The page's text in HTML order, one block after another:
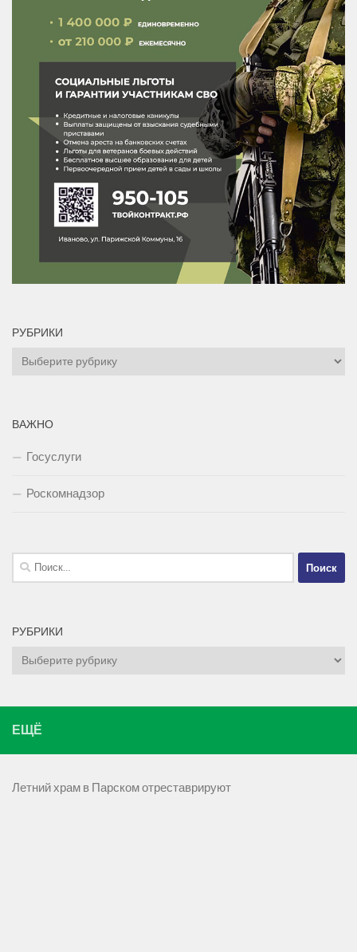
РУБРИКИ
Рубрики
ВАЖНО
Госуслуги
Роскомнадзор
Найти:
РУБРИКИ
Рубрики
ЕЩЁ
Летний храм в Парском отреставрируют